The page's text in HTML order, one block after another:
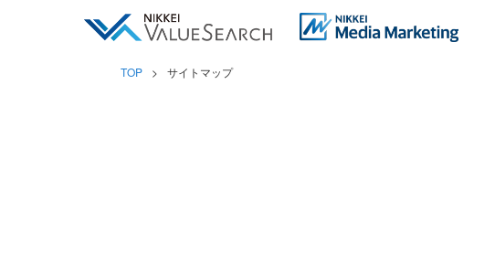
TOP サイトマップ